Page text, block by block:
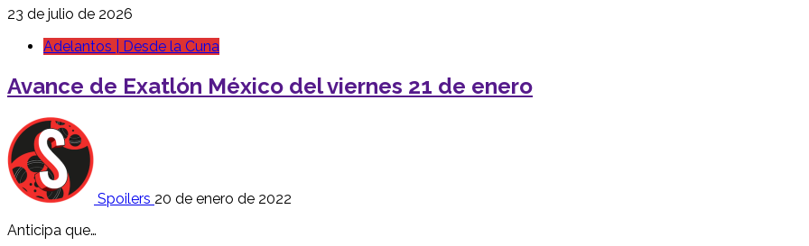
23 de julio de 2026
Adelantos | Desde la Cuna
Avance de Exatlón México del viernes 21 de enero
Spoilers 20 de enero de 2022
Anticipa que…